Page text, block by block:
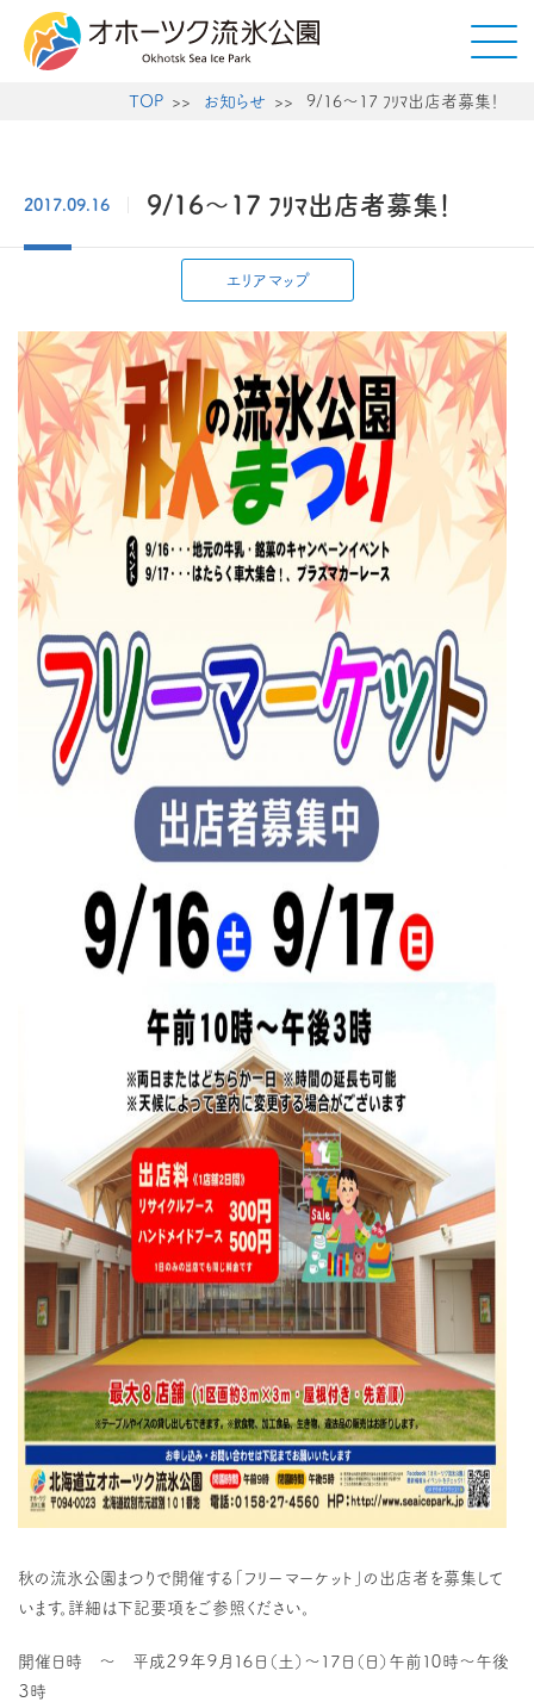
TOP お知らせ 9/16～17 ﾌﾘﾏ出店者募集！
2017.09.16 9/16～17 ﾌﾘﾏ出店者募集！
エリアマップ
秋の流氷公園まつりで開催する「フリーマーケット」の出店者を募集して
います。詳細は下記要項をご参照ください。
開催日時 ～ 平成２９年９月１６日（土）～１７日（日）午前１０時～午後
３時